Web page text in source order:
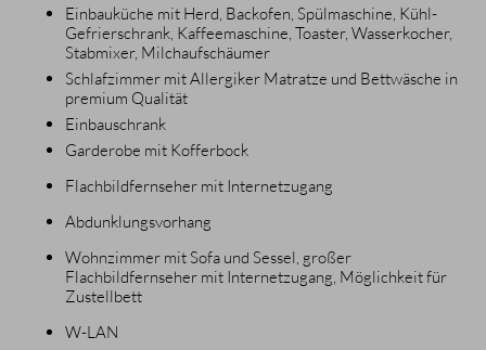
Einbauküche mit Herd, Backofen, Spülmaschine, Kühl-
Gefrierschrank, Kaffeemaschine, Toaster, Wasserkocher,
Stabmixer, Milchaufschäumer
Schlafzimmer mit Allergiker Matratze und Bettwäsche in
premium Qualität
Einbauschrank
Garderobe mit Kofferbock
Flachbildfernseher mit Internetzugang
Abdunklungsvorhang
Wohnzimmer mit Sofa und Sessel, großer
Flachbildfernseher mit Internetzugang, Möglichkeit für
Zustellbett
W-LAN